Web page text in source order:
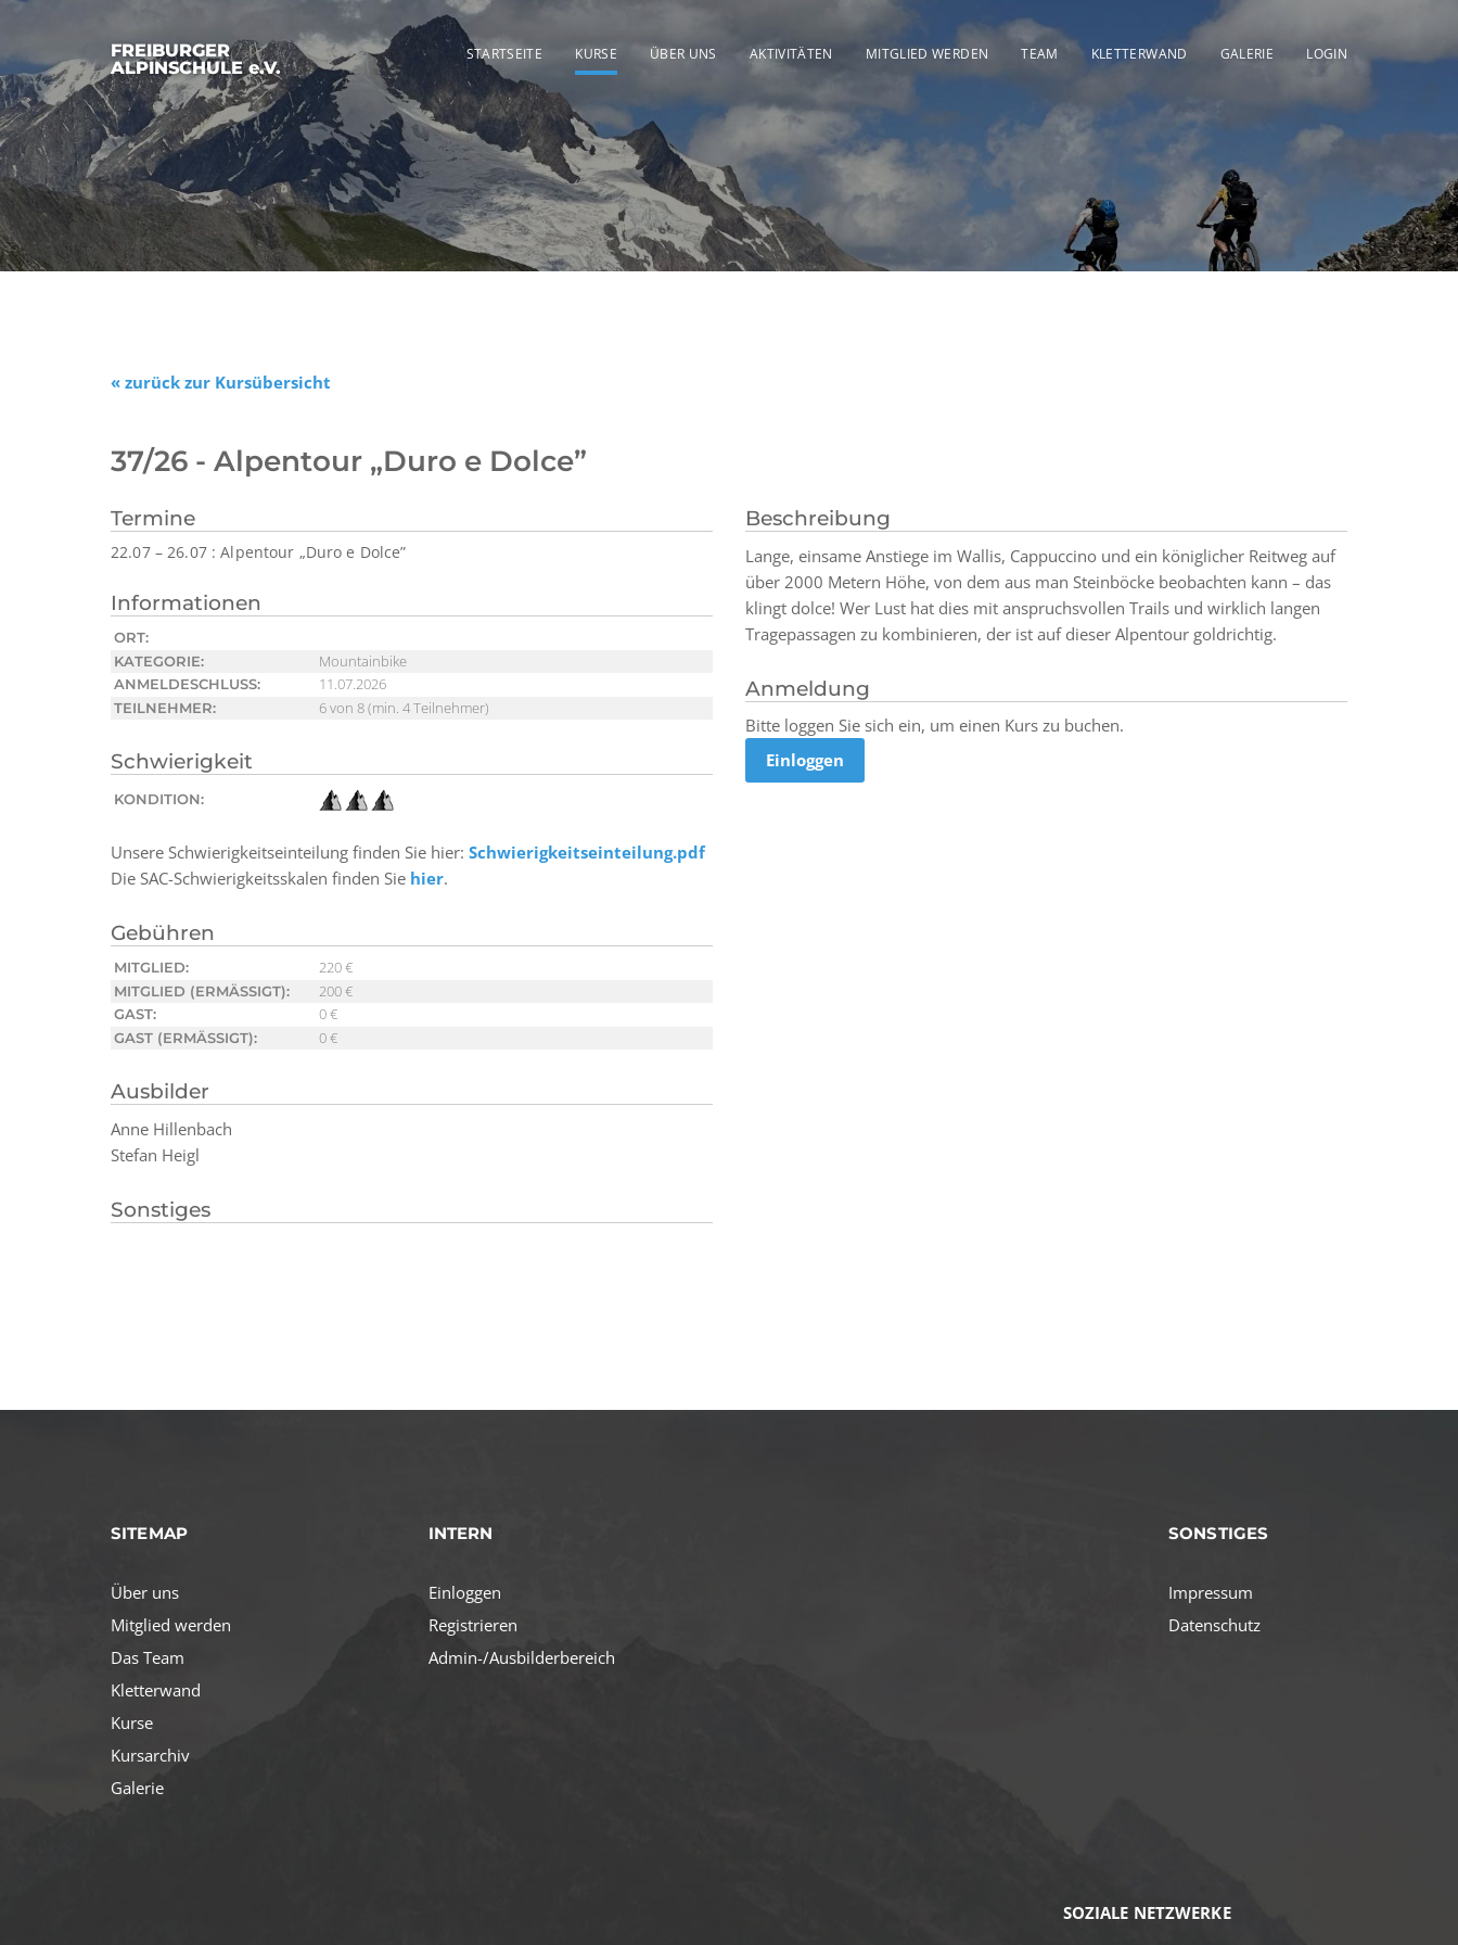
FREIBURGER
ALPINSCHULE e.V.
STARTSEITE KURSE ÜBER UNS AKTIVITÄTEN MITGLIED WERDEN TEAM KLETTERWAND GALERIE LOGIN
« zurück zur Kursübersicht
37/26 - Alpentour „Duro e Dolce”
Termine
22.07 – 26.07 : Alpentour „Duro e Dolce”
Informationen
ORT:
KATEGORIE:
Mountainbike
ANMELDESCHLUSS: 11.07.2026
TEILNEHMER: 6 von 8 (min. 4 Teilnehmer)
Schwierigkeit
KONDITION:
Unsere Schwierigkeitseinteilung finden Sie hier: Schwierigkeitseinteilung.pdf
Die SAC-Schwierigkeitsskalen finden Sie hier.
Gebühren
MITGLIED: 220 €
MITGLIED (ERMÄSSIGT): 200 €
GAST: 0 €
GAST (ERMÄSSIGT): 0 €
Ausbilder
Anne Hillenbach
Stefan Heigl
Sonstiges
Beschreibung
Lange, einsame Anstiege im Wallis, Cappuccino und ein königlicher Reitweg auf
über 2000 Metern Höhe, von dem aus man Steinböcke beobachten kann – das
klingt dolce! Wer Lust hat dies mit anspruchsvollen Trails und wirklich langen
Tragepassagen zu kombinieren, der ist auf dieser Alpentour goldrichtig.
Anmeldung
Bitte loggen Sie sich ein, um einen Kurs zu buchen.
Einloggen
SITEMAP
Über uns
Mitglied werden
Das Team
Kletterwand
Kurse
Kursarchiv
Galerie
INTERN
Einloggen
Registrieren
Admin-/Ausbilderbereich
SONSTIGES
Impressum
Datenschutz
SOZIALE NETZWERKE